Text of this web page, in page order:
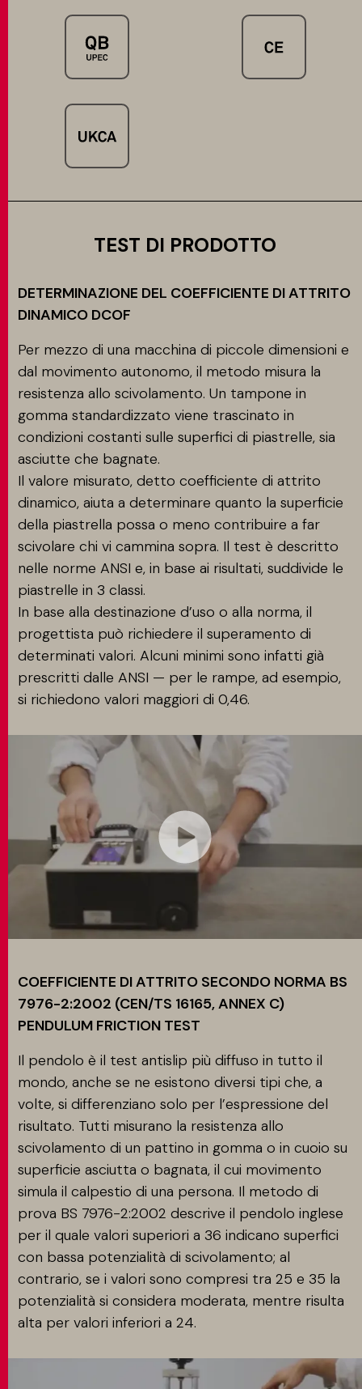
TEST DI PRODOTTO
DETERMINAZIONE DEL COEFFICIENTE DI ATTRITO
DINAMICO DCOF
Per mezzo di una macchina di piccole dimensioni e
dal movimento autonomo, il metodo misura la
resistenza allo scivolamento. Un tampone in
gomma standardizzato viene trascinato in
condizioni costanti sulle superfici di piastrelle, sia
asciutte che bagnate.
Il valore misurato, detto coefficiente di attrito
dinamico, aiuta a determinare quanto la superficie
della piastrella possa o meno contribuire a far
scivolare chi vi cammina sopra. Il test è descritto
nelle norme ANSI e, in base ai risultati, suddivide le
piastrelle in 3 classi.
In base alla destinazione d’uso o alla norma, il
progettista può richiedere il superamento di
determinati valori. Alcuni minimi sono infatti già
prescritti dalle ANSI — per le rampe, ad esempio,
si richiedono valori maggiori di 0,46.
COEFFICIENTE DI ATTRITO SECONDO NORMA BS
7976-2:2002 (CEN/TS 16165, ANNEX C)
PENDULUM FRICTION TEST
Il pendolo è il test antislip più diffuso in tutto il
mondo, anche se ne esistono diversi tipi che, a
volte, si differenziano solo per l’espressione del
risultato. Tutti misurano la resistenza allo
scivolamento di un pattino in gomma o in cuoio su
superficie asciutta o bagnata, il cui movimento
simula il calpestio di una persona. Il metodo di
prova BS 7976-2:2002 descrive il pendolo inglese
per il quale valori superiori a 36 indicano superfici
con bassa potenzialità di scivolamento; al
contrario, se i valori sono compresi tra 25 e 35 la
potenzialità si considera moderata, mentre risulta
alta per valori inferiori a 24.